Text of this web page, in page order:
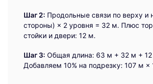
Шаг 2: Продольные связи по верху и
стороны) × 2 уровня = 32 м. Плюс
стойки и двери: 12 м.
Шаг 3: Общая длина: 63 м + 32 м +
Добавляем 10% на подрезку: 107 м ×